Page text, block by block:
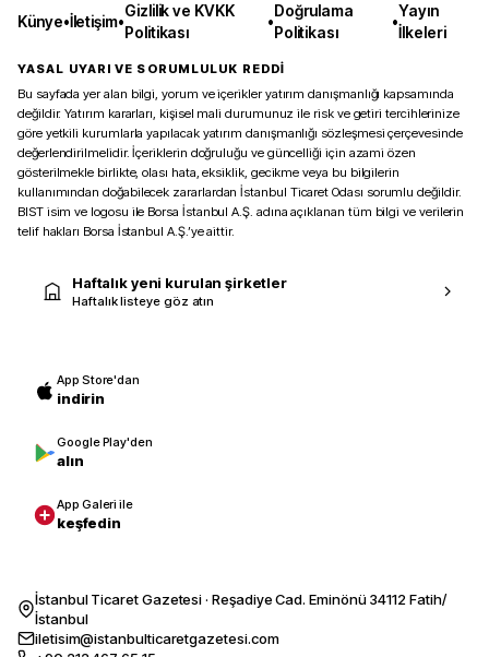
Künye•İletişim•
Gizlilik ve KVKK
Politikası
•
Doğrulama
Politikası
•
Yayın
İlkeleri
YASAL UYARI VE SORUMLULUK REDDİ
Bu sayfada yer alan bilgi, yorum ve içerikler yatırım danışmanlığı kapsamında
değildir. Yatırım kararları, kişisel mali durumunuz ile risk ve getiri tercihlerinize
göre yetkili kurumlarla yapılacak yatırım danışmanlığı sözleşmesi çerçevesinde
değerlendirilmelidir. İçeriklerin doğruluğu ve güncelliği için azami özen
gösterilmekle birlikte, olası hata, eksiklik, gecikme veya bu bilgilerin
kullanımından doğabilecek zararlardan İstanbul Ticaret Odası sorumlu değildir.
BIST isim ve logosu ile Borsa İstanbul A.Ş. adına açıklanan tüm bilgi ve verilerin
telif hakları Borsa İstanbul A.Ş.’ye aittir.
Haftalık yeni kurulan şirketler
Haftalık listeye göz atın
App Store'dan
indirin
Google Play'den
alın
App Galeri ile
keşfedin
İstanbul Ticaret Gazetesi · Reşadiye Cad. Eminönü 34112 Fatih/
İstanbul
iletisim@istanbulticaretgazetesi.com